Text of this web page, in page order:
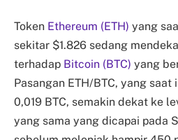
Token Ethereum (ETH) yang
sekitar $1.826 sedang
terhadap Bitcoin (BTC) yang
Pasangan ETH/BTC, yang
0,019 BTC, semakin dekat ke
yang sama yang dicapai pada